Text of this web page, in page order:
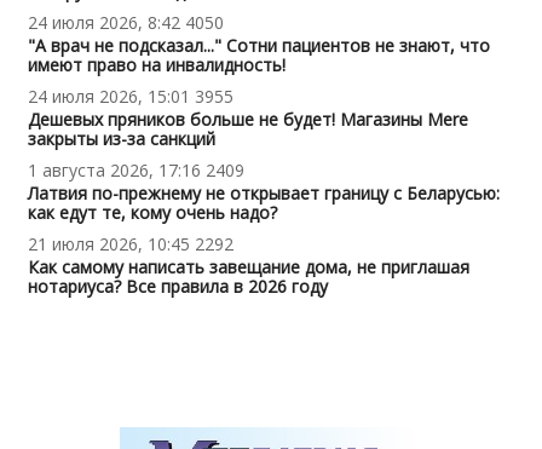
24 июля 2026, 8:42 4050
"А врач не подсказал..." Сотни пациентов не знают, что
имеют право на инвалидность!
24 июля 2026, 15:01 3955
Дешевых пряников больше не будет! Магазины Mere
закрыты из-за санкций
1 августа 2026, 17:16 2409
Латвия по-прежнему не открывает границу с Беларусью:
как едут те, кому очень надо?
21 июля 2026, 10:45 2292
Как самому написать завещание дома, не приглашая
нотариуса? Все правила в 2026 году